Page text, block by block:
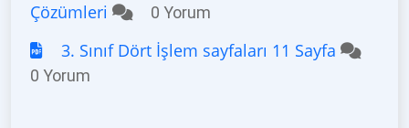
Çözümleri
0 Yorum
3. Sınıf Dört İşlem sayfaları 11 Sayfa
0 Yorum